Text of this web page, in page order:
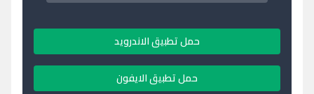
حمل تطبيق الاندرويد
حمل تطبيق الايفون